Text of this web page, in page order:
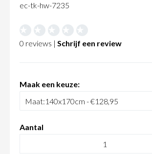
ec-tk-hw-7235
0 reviews | Schrijf een review
Maak een keuze:
Aantal